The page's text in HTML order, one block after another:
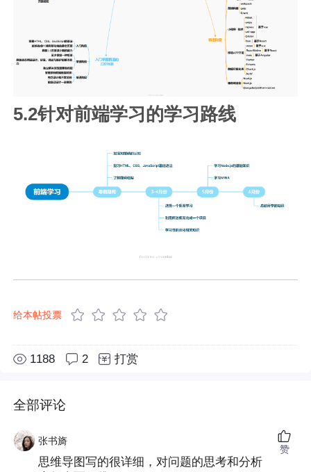
5.2针对前端学习的学习路线
给本帖投票
1188 2 打赏
全部评论
张书旖
思维导图写的很详细，对问题的思考和分析
赞